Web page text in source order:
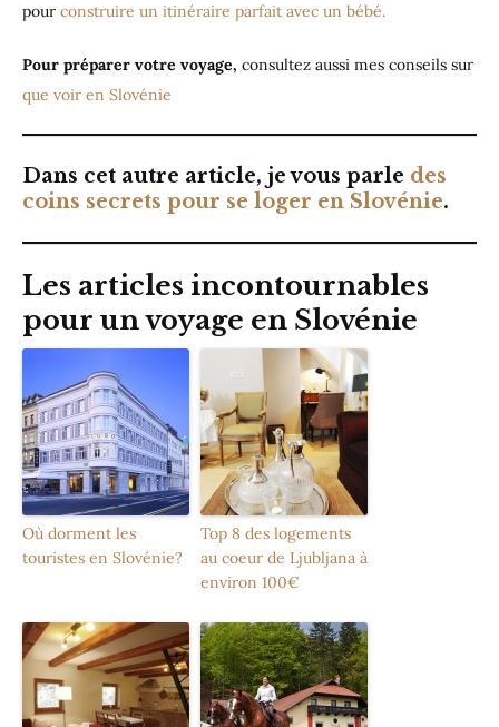
pour construire un itinéraire parfait avec un bébé.
Pour préparer votre voyage, consultez aussi mes conseils sur
que voir en Slovénie
Dans cet autre article, je vous parle des
coins secrets pour se loger en Slovénie.
Les articles incontournables
pour un voyage en Slovénie
Où dorment les
touristes en Slovénie?
Top 8 des logements
au coeur de Ljubljana à
environ 100€